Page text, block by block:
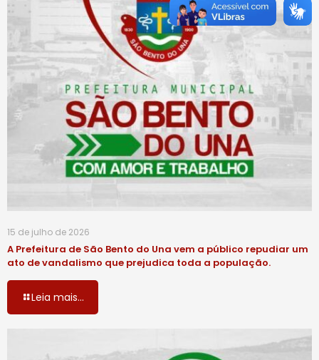
15 de julho de 2026
A Prefeitura de São Bento do Una vem a público repudiar um
ato de vandalismo que prejudica toda a população.
Leia mais...